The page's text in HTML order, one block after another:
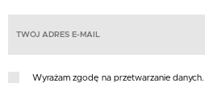
Wyrażam zgodę na przetwarzanie danych.